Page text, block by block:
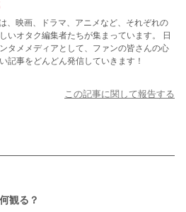
、映画、ドラマ、アニメなど、それぞれの
いオタク編集者たちが集まっています。 日
タメメディアとして、ファンの皆さんの心
記事をどんどん発信していきます！
この記事に関して報告する
観る？